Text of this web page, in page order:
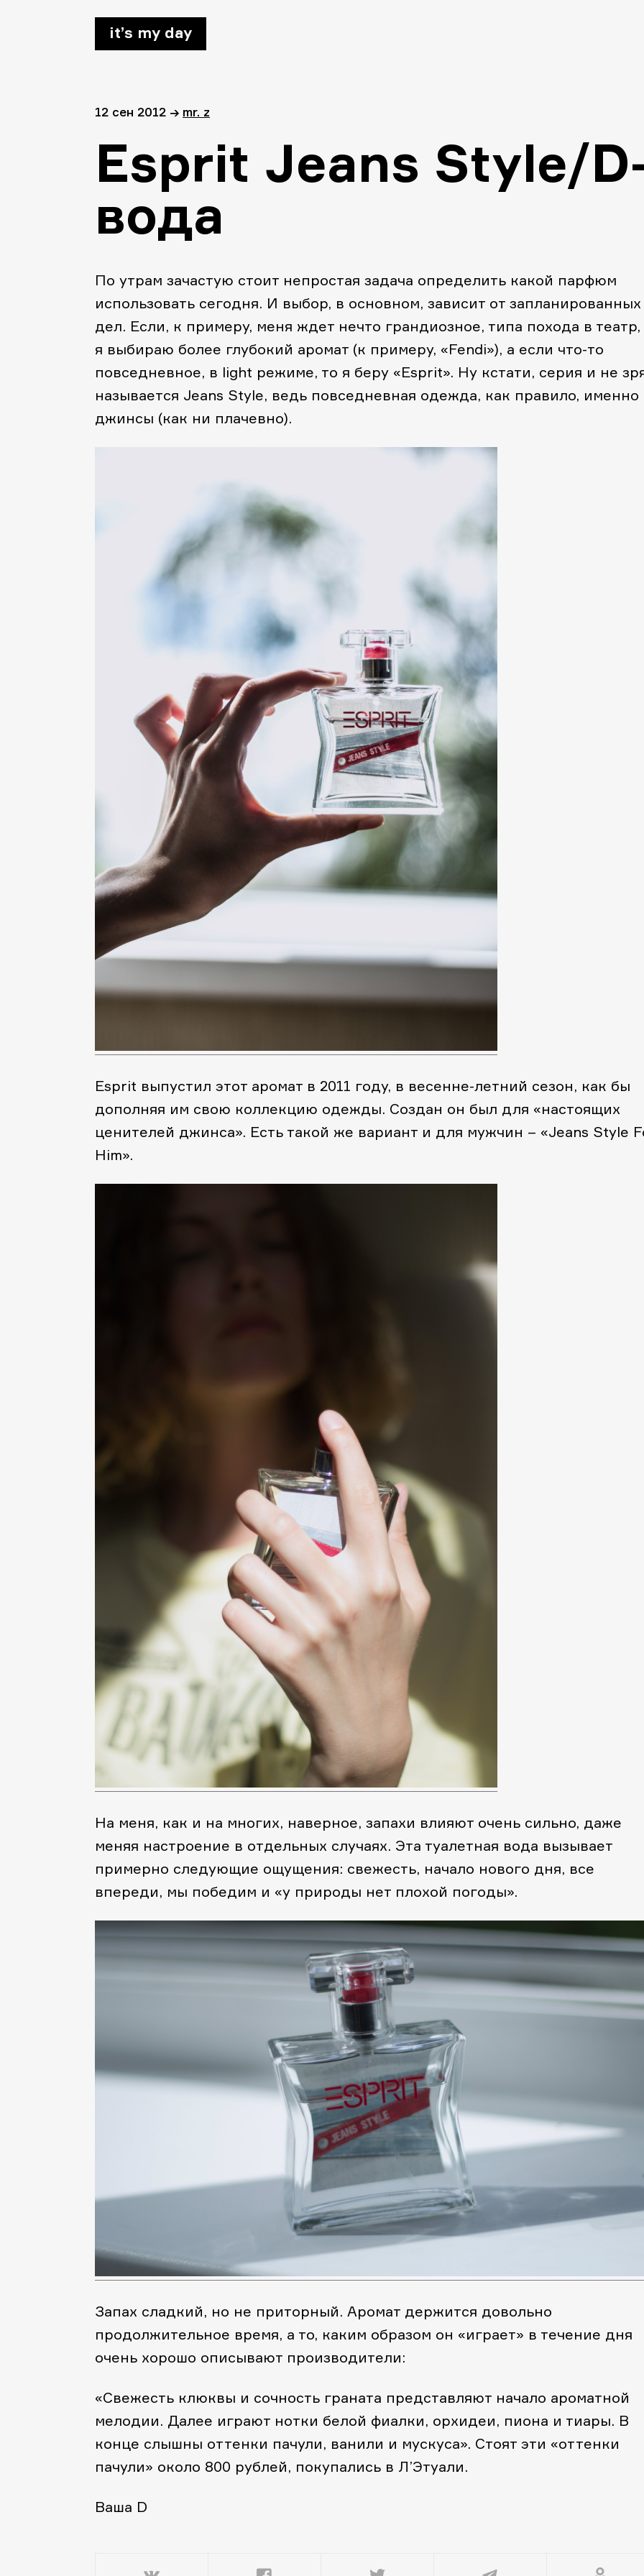
it’s my day
12 сен 2012 → mr. z
Esprit Jeans Style/
вода
По утрам зачастую стоит непростая задача определить какой парфюм
использовать сегодня. И выбор, в основном, зависит от запланированных
дел. Если, к примеру, меня ждет нечто грандиозное, типа похода в театр,
я выбираю более глубокий аромат (к примеру, «Fendi»), а если что-то
повседневное, в light режиме, то я беру «Esprit». Ну кстати, серия и не
называется Jeans Style, ведь повседневная одежда, как правило, именно
джинсы (как ни плачевно).
Esprit выпустил этот аромат в 2011 году, в весенне-летний сезон, как бы
дополняя им свою коллекцию одежды. Создан он был для «настоящих
ценителей джинса». Есть такой же вариант и для мужчин – «Jeans Style
Him».
На меня, как и на многих, наверное, запахи влияют очень сильно, даже
меняя настроение в отдельных случаях. Эта туалетная вода вызывает
примерно следующие ощущения: свежесть, начало нового дня, все
впереди, мы победим и «у природы нет плохой погоды».
Запах сладкий, но не приторный. Аромат держится довольно
продолжительное время, а то, каким образом он «играет» в течение дня
очень хорошо описывают производители:
«Свежесть клюквы и сочность граната представляют начало ароматной
мелодии. Далее играют нотки белой фиалки, орхидеи, пиона и тиары. В
конце слышны оттенки пачули, ванили и мускуса». Стоят эти «оттенки
пачули» около 800 рублей, покупались в Л’Этуали.
Ваша D